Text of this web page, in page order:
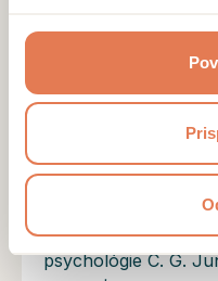
keď ste používali ich
kde môžeme
ktorý Vám bráni žiť
Možno chcete
človek má úžasný
navigovať smerom k
naplneniu. Môj
psychológie C. G.